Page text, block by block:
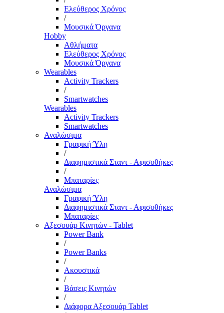
Ελεύθερος Χρόνος
/
Μουσικά Όργανα
Hobby
Αθλήματα
Ελεύθερος Χρόνος
Μουσικά Όργανα
Wearables
Activity Trackers
/
Smartwatches
Wearables
Activity Trackers
Smartwatches
Αναλώσιμα
Γραφική Ύλη
/
Διαφημιστικά Σταντ - Αφισοθήκες
/
Μπαταρίες
Αναλώσιμα
Γραφική Ύλη
Διαφημιστικά Σταντ - Αφισοθήκες
Μπαταρίες
Αξεσουάρ Κινητών - Tablet
Power Bank
/
Power Banks
/
Ακουστικά
/
Βάσεις Κινητών
/
Διάφορα Αξεσουάρ Tablet